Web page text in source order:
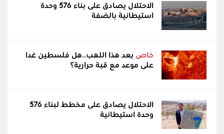
الاحتلال يصادق على بناء 576 وحدة
استيطانية بالضفة
خاص بعد هذا اللهب..هل فلسطين غدا
على موعد مع قبة حرارية؟
الاحتلال يصادق على مخطط لبناء 576
وحدة استيطانية